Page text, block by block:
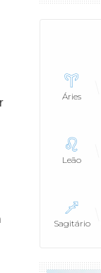
Áries
Leão
Sagitário